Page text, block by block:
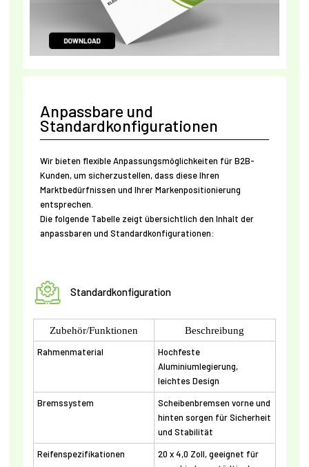
Anpassbare und
Standardkonfigurationen
Wir bieten flexible Anpassungsmöglichkeiten für B2B-
Kunden, um sicherzustellen, dass diese Ihren
Marktbedürfnissen und Ihrer Markenpositionierung
entsprechen.
Die folgende Tabelle zeigt übersichtlich den Inhalt der
anpassbaren und Standardkonfigurationen:
Standardkonfiguration
Zubehör/Funktionen Beschreibung
Rahmenmaterial
Hochfeste
Aluminiumlegierung,
leichtes Design
Bremssystem
Scheibenbremsen vorne und
hinten sorgen für Sicherheit
und Stabilität
Reifenspezifikationen
20 x 4,0 Zoll, geeignet für